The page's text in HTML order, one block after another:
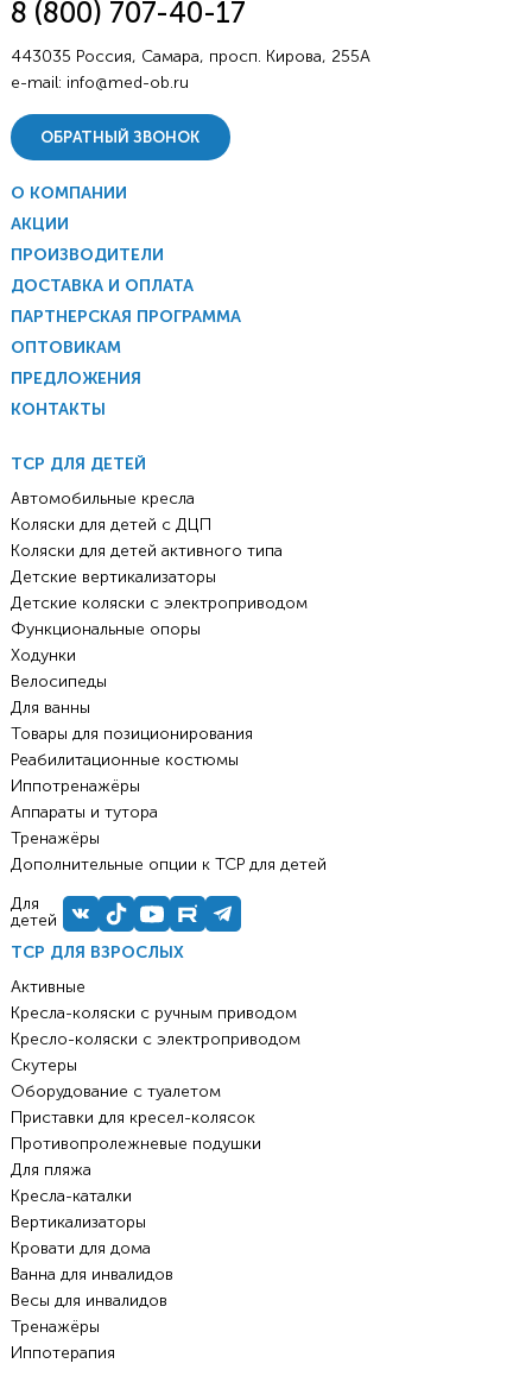
8 (800) 707-40-17
443035 Россия, Самара, просп. Кирова, 255А
e-mail: info@med-ob.ru
ОБРАТНЫЙ ЗВОНОК
О КОМПАНИИ
АКЦИИ
ПРОИЗВОДИТЕЛИ
ДОСТАВКА И ОПЛАТА
ПАРТНЕРСКАЯ ПРОГРАММА
ОПТОВИКАМ
ПРЕДЛОЖЕНИЯ
КОНТАКТЫ
ТСР ДЛЯ ВЗРОСЛЫХ
Активные
Кресла-коляски с ручным приводом
Кресло-коляски с электроприводом
Скутеры
Оборудование с туалетом
Приставки для кресел-колясок
Противопролежневые подушки
Для пляжа
Кресла-каталки
Вертикализаторы
Кровати для дома
Ванна для инвалидов
Весы для инвалидов
Тренажёры
Иппотерапия
ТСР ДЛЯ ДЕТЕЙ
Автомобильные кресла
Коляски для детей с ДЦП
Коляски для детей активного типа
Детские вертикализаторы
Детские коляски с электроприводом
Функциональные опоры
Ходунки
Велосипеды
Для ванны
Товары для позиционирования
Реабилитационные костюмы
Иппотренажёры
Аппараты и тутора
Тренажёры
Дополнительные опции к ТСР для детей
Для
детей